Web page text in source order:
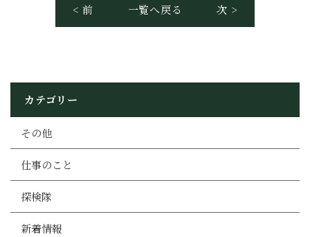
< 前 一覧へ戻る 次 >
カテゴリー
その他
仕事のこと
探検隊
新着情報